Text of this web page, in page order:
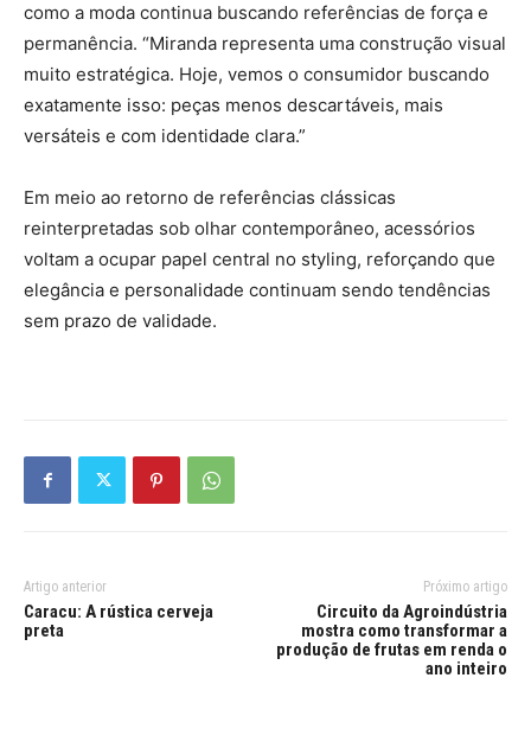
como a moda continua buscando referências de força e
permanência. “Miranda representa uma construção visual
muito estratégica. Hoje, vemos o consumidor buscando
exatamente isso: peças menos descartáveis, mais
versáteis e com identidade clara.”
Em meio ao retorno de referências clássicas
reinterpretadas sob olhar contemporâneo, acessórios
voltam a ocupar papel central no styling, reforçando que
elegância e personalidade continuam sendo tendências
sem prazo de validade.
Artigo anterior
Caracu: A rústica cerveja
preta
Próximo artigo
Circuito da Agroindústria
mostra como transformar a
produção de frutas em renda o
ano inteiro